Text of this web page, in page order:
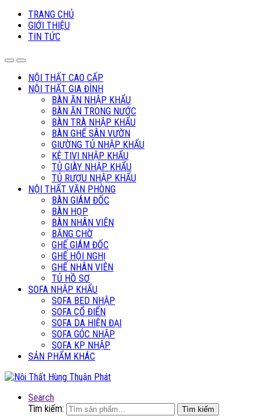
TRANG CHỦ
GIỚI THIỆU
TIN TỨC
NỘI THẤT CAO CẤP
NỘI THẤT GIA ĐÌNH
BÀN ĂN NHẬP KHẨU
BÀN ĂN TRONG NƯỚC
BÀN TRÀ NHẬP KHẨU
BÀN GHẾ SÂN VƯỜN
GIƯỜNG TỦ NHẬP KHẨU
KỆ TIVI NHẬP KHẨU
TỦ GIÀY NHẬP KHẨU
TỦ RƯỢU NHẬP KHẨU
NỘI THẤT VĂN PHÒNG
BÀN GIÁM ĐỐC
BÀN HỌP
BÀN NHÂN VIÊN
BĂNG CHỜ
GHẾ GIÁM ĐỐC
GHẾ HỘI NGHỊ
GHẾ NHÂN VIÊN
TỦ HỒ SƠ
SOFA NHẬP KHẨU
SOFA BED NHẬP
SOFA CỔ ĐIỂN
SOFA DA HIỆN ĐẠI
SOFA GÓC NHẬP
SOFA KP NHẬP
SẢN PHẨM KHÁC
Search
Tìm kiếm:
Tìm kiếm